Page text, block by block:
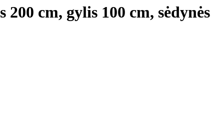
cm, gylis 100 cm, sėdynės